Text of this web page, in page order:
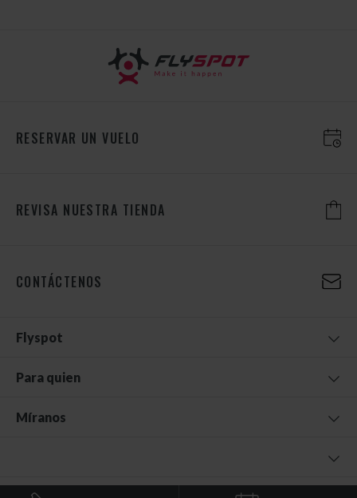
RESERVAR UN VUELO
REVISA NUESTRA TIENDA
CONTÁCTENOS
Flyspot
Para quien
Míranos